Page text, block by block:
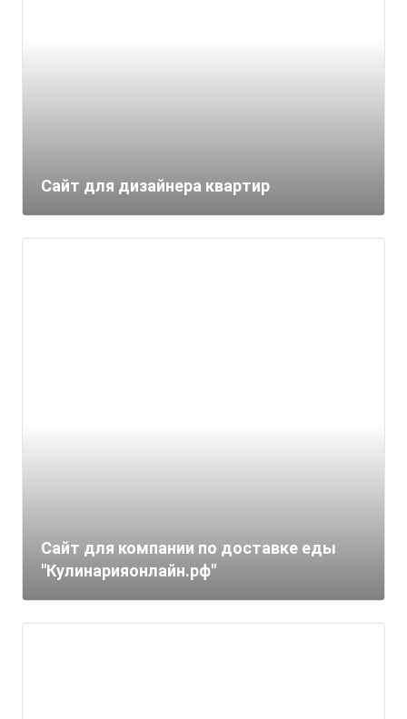
Сайт для дизайнера квартир
Сайт для компании по доставке еды
"Кулинарияонлайн.рф"